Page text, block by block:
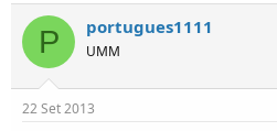
P portugues1111
UMM
22 Set 2013